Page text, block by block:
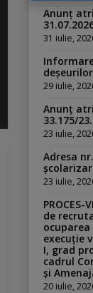
Anunț
31 iulie,
deșeurilor
29 iulie,
Anunț
33.175/
23 iulie,
Adresa
23 iulie,
PROCES-
de
execuție
I, grad
cadrul
și
20 iulie,